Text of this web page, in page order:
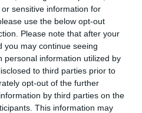
sensitive information for
use the below opt-out
Please note that after your
you may continue seeing
personal information utilized by
to third parties prior to
opt-out of the further
by third parties on the
This information may
απ’ τους άριστους. Σε
το απόλυτοεντός
Εσύ;